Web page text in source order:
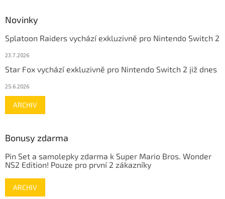
Novinky
Splatoon Raiders vychází exkluzivně pro Nintendo Switch 2
23.7.2026
Star Fox vychází exkluzivně pro Nintendo Switch 2 již dnes
25.6.2026
ARCHIV
Bonusy zdarma
Pin Set a samolepky zdarma k Super Mario Bros. Wonder
NS2 Edition! Pouze pro první 2 zákazníky
ARCHIV